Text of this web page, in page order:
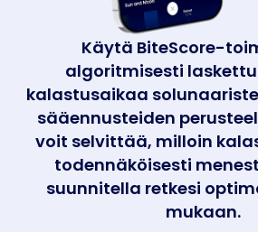
Käytä BiteScore-
algoritmisesti
kalastusaikaa
sääennusteiden
voit selvittää, milloin
todennäköisesti
suunnitella retkesi
mukaan.